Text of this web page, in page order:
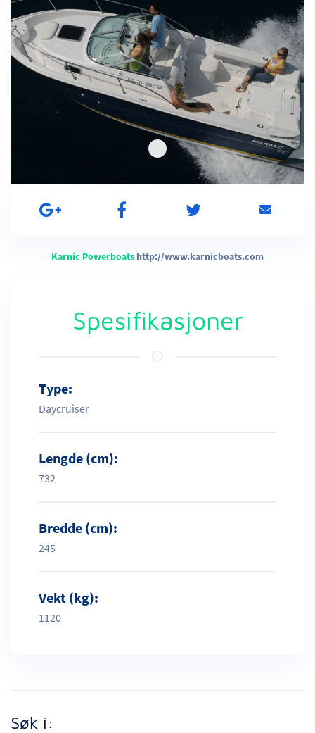
Karnic Powerboats http://www.karnicboats.com
Spesifikasjoner
Type:
Daycruiser
Lengde (cm):
732
Bredde (cm):
245
Vekt (kg):
1120
Søk i: